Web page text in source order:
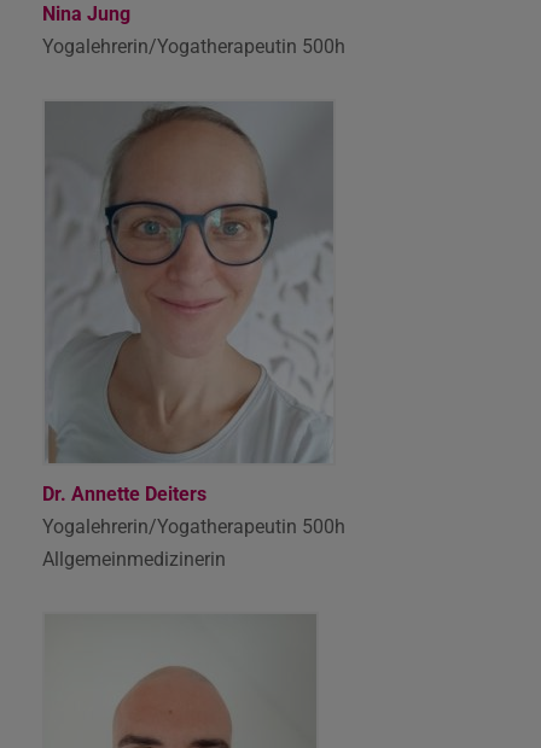
Nina Jung
Yogalehrerin/Yogatherapeutin 500h
Dr. Annette Deiters
Yogalehrerin/Yogatherapeutin 500h
Allgemeinmedizinerin